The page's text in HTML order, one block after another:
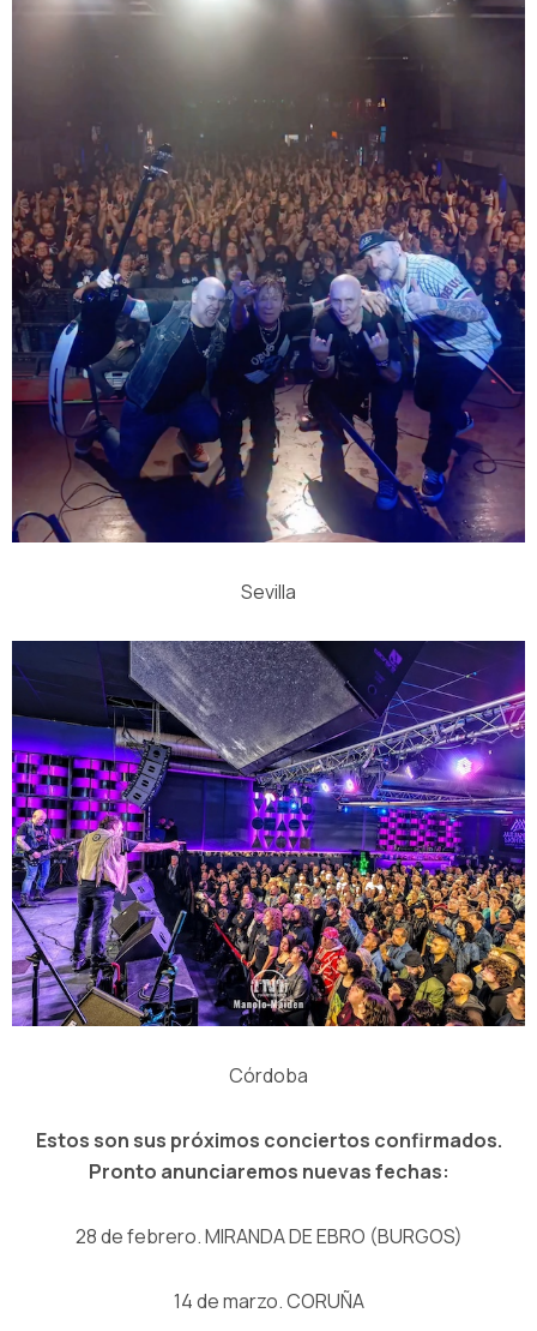
Sevilla
Córdoba
Estos son sus próximos conciertos confirmados.
Pronto anunciaremos nuevas fechas:
28 de febrero. MIRANDA DE EBRO (BURGOS)
14 de marzo. CORUÑA